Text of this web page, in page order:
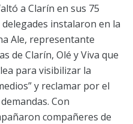
a Clarín en sus 75
delegades instalaron en la
Ale, representante
de Clarín, Olé y Viva que
para visibilizar la
y reclamar por el
Con
compañeres de